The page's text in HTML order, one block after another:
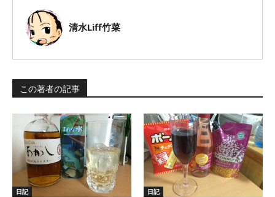
清水Liff竹菜
この著者の記事
日記
日記